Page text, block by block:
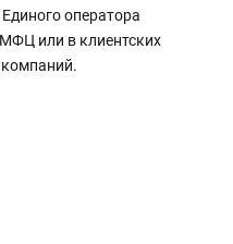
оператора
МФЦ или в клиентских
компаний.